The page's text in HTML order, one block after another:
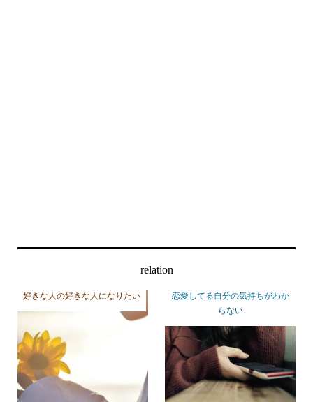
relation
好きな人の好きな人になりたい
恋愛してる自分の気持ちがわか
らない